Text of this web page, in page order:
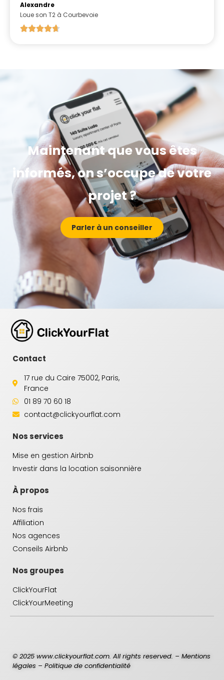
Alexandre
Loue son T2 à Courbevoie
Maintenant que vous êtes
informés, on s’occupe de votre
projet ?
Parler à un conseiller
Contact
17 rue du Caire 75002, Paris,
France
01 89 70 60 18
contact@clickyourflat.com
Nos services
Mise en gestion Airbnb
Investir dans la location saisonnière
À propos
Nos frais
Affiliation
Nos agences
Conseils Airbnb
Nos groupes
ClickYourFlat
ClickYourMeeting
© 2025 www.clickyourflat.com. All rights reserved. – Mentions
légales – Politique de confidentialité